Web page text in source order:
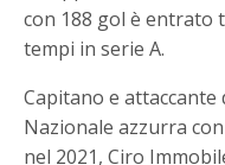
con 188 gol è entrato
tempi in serie A.
Capitano e attaccante
Nazionale azzurra
nel 2021, Ciro